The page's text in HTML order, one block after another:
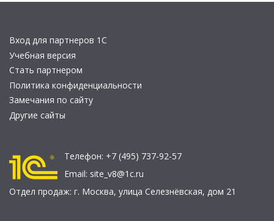
Вход для партнеров 1С
Учебная версия
Стать партнером
Политика конфиденциальности
Замечания по сайту
Другие сайты
Телефон: +7 (495) 737-92-57
Email: site_v8@1c.ru
Отдел продаж: г. Москва, улица Селезнёвская, дом 21